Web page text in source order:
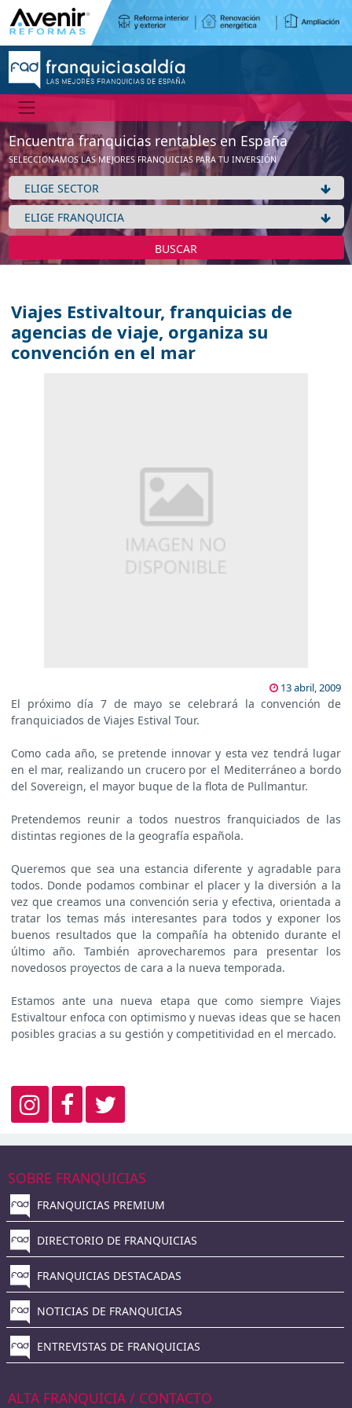
Encuentra franquicias rentables en España
SELECCIONAMOS LAS MEJORES FRANQUICIAS PARA TU INVERSIÓN
BUSCAR
Viajes Estivaltour, franquicias de
agencias de viaje, organiza su
convención en el mar
13 abril, 2009
El próximo día 7 de mayo se celebrará la convención de
franquiciados de Viajes Estival Tour.
Como cada año, se pretende innovar y esta vez tendrá lugar
en el mar, realizando un crucero por el Mediterráneo a bordo
del Sovereign, el mayor buque de la flota de Pullmantur.
Pretendemos reunir a todos nuestros franquiciados de las
distintas regiones de la geografía española.
Queremos que sea una estancia diferente y agradable para
todos. Donde podamos combinar el placer y la diversión a la
vez que creamos una convención seria y efectiva, orientada a
tratar los temas más interesantes para todos y exponer los
buenos resultados que la compañía ha obtenido durante el
último año. También aprovecharemos para presentar los
novedosos proyectos de cara a la nueva temporada.
Estamos ante una nueva etapa que como siempre Viajes
Estivaltour enfoca con optimismo y nuevas ideas que se hacen
posibles gracias a su gestión y competitividad en el mercado.
SOBRE FRANQUICIAS
FRANQUICIAS PREMIUM
DIRECTORIO DE FRANQUICIAS
FRANQUICIAS DESTACADAS
NOTICIAS DE FRANQUICIAS
ENTREVISTAS DE FRANQUICIAS
ALTA FRANQUICIA / CONTACTO